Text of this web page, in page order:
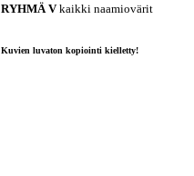
RYHMÄ Vkaikki naamiovärit
Kuvien luvaton kopiointi kielletty!